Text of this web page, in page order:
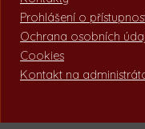
Prohlášení o
Ochrana osobních
Cookies
Kontakt na